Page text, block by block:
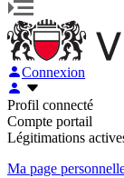
Connexion
Profil connecté
Compte portail
Légitimations
Ma page